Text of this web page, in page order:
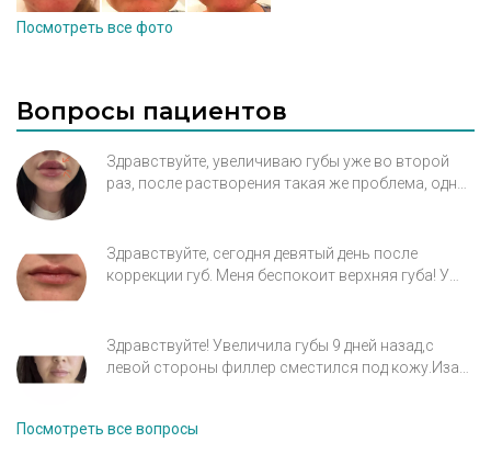
Посмотреть все фото
Вопросы пациентов
Здравствуйте, увеличиваю губы уже во второй
раз, после растворения такая же проблема, одна
знает что с этим делать и как это выравнивать.
Здравствуйте, сегодня девятый день после
коррекции губ. Меня беспокоит верхняя губа! У
верхняя губа и нужно колоть ботокс. Что
посоветуете? Прикрепила фото сверху и анфас.
Здравствуйте! Увеличила губы 9 дней назад,с
левой стороны филлер сместился под кожу.Иза
произошло смещение филлера,чувствую слабый
Посмотреть все вопросы